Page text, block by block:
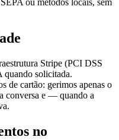
ou métodos locais, sem
Stripe (PCI DSS
quando solicitada.
de cartão: gerimos apenas o
conversa e — quando a
no